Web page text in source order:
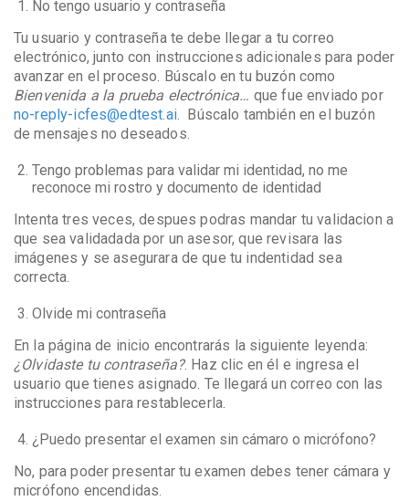
No tengo usuario y contraseña
Tu usuario y contraseña te debe llegar a tu correo
electrónico, junto con instrucciones adicionales para poder
avanzar en el proceso. Búscalo en tu buzón como
Bienvenida a la prueba electrónica… que fue enviado por
no-reply-icfes@edtest.ai. Búscalo también en el buzón
de mensajes no deseados.
Tengo problemas para validar mi identidad, no me
reconoce mi rostro y documento de identidad
Intenta tres veces, despues podras mandar tu validacion a
que sea validadada por un asesor, que revisara las
imágenes y se asegurara de que tu indentidad sea
correcta.
Olvide mi contraseña
En la página de inicio encontrarás la siguiente leyenda:
¿Olvidaste tu contraseña?. Haz clic en él e ingresa el
usuario que tienes asignado. Te llegará un correo con las
instrucciones para restablecerla.
¿Puedo presentar el examen sin cámaro o micrófono?
No, para poder presentar tu examen debes tener cámara y
micrófono encendidas.